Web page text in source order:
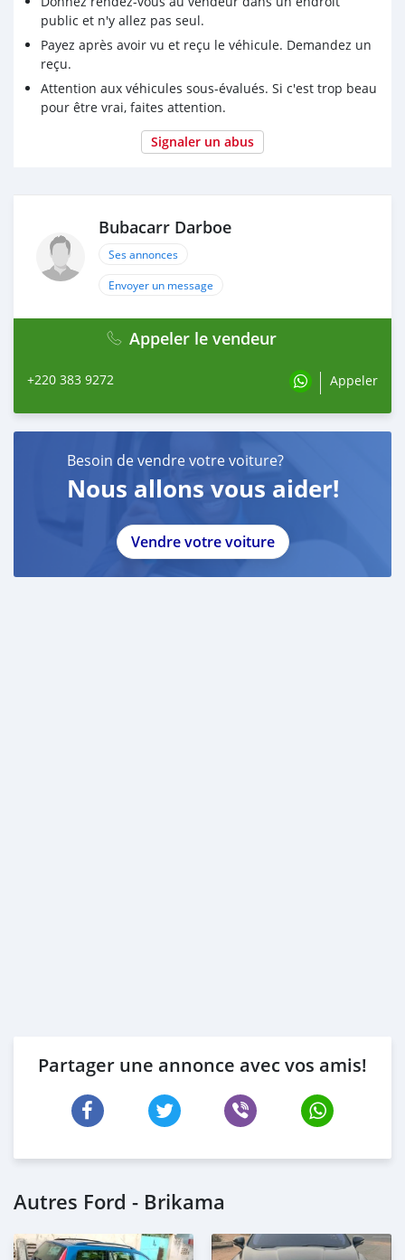
public et n'y allez pas seul.
Payez après avoir vu et reçu le véhicule. Demandez un
reçu.
Attention aux véhicules sous-évalués. Si c'est trop beau
pour être vrai, faites attention.
Signaler un abus
Bubacarr Darboe
Ses annonces
Envoyer un message
Appeler le vendeur
+220 383 9272 Appeler
Besoin de vendre votre voiture?
Nous allons vous aider!
Vendre votre voiture
Partager une annonce avec vos amis!
Autres Ford - Brikama